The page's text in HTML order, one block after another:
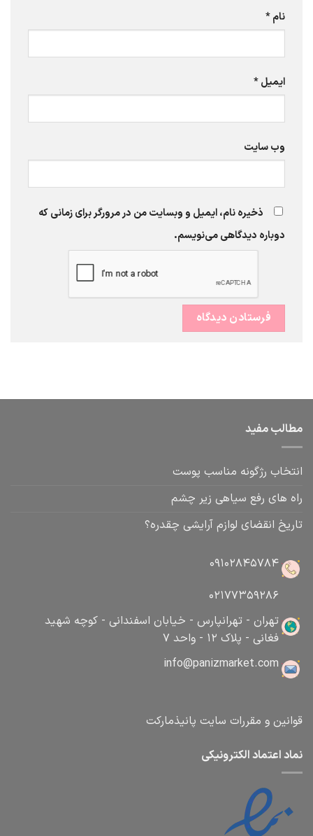
نام*
ایمیل*
وب‌ سایت
ذخیره نام، ایمیل و وبسایت من در مرورگر برای زمانی که
دوباره دیدگاهی می‌نویسم.
مطالب مفید
انتخاب رژگونه مناسب پوست
راه های رفع سیاهی زیر چشم
تاریخ انقضای لوازم آرایشی چقدره؟
09102845784
02177359286
تهران - تهرانپارس - خیابان اسفندانی - کوچه شهید
فغانی - پلاک 12 - واحد 7
info@panizmarket.com
قوانین و مقررات سایت پانیذمارکت
نماد اعتماد الکترونیکی